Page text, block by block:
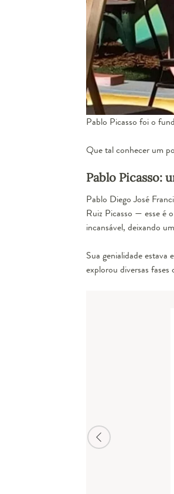
Pablo Picasso foi o
Que tal conhecer um
Pablo Picasso:
Pablo Diego José
Ruiz Picasso — esse é
incansável, deixando
Sua genialidade
explorou diversas